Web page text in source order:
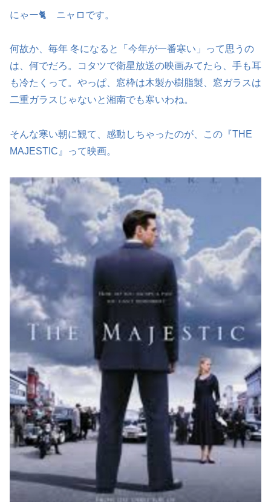
にゃー🐈 ニャロです。
何故か、毎年 冬になると「今年が一番寒い」って思うの
は、何でだろ。コタツで衛星放送の映画みてたら、手も耳
も冷たくって。やっぱ、窓枠は木製か樹脂製、窓ガラスは
二重ガラスじゃないと湘南でも寒いわね。
そんな寒い朝に観て、感動しちゃったのが、この『THE
MAJESTIC』って映画。